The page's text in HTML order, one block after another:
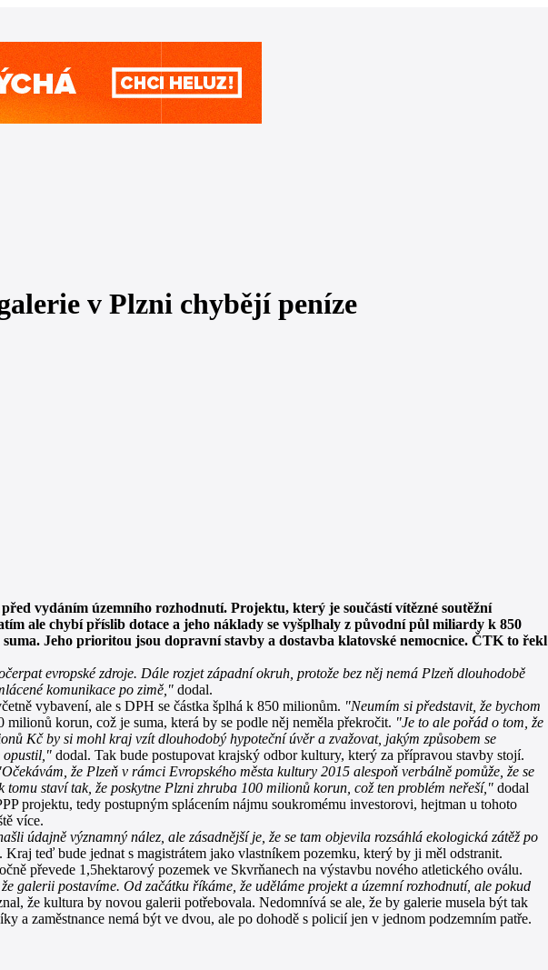
v Plzni chybějí peníze
vydáním územního rozhodnutí. Projektu, který je součástí vítězné soutěžní
ale chybí příslib dotace a jeho náklady se vyšplhaly z původní půl miliardy k 850
Jeho prioritou jsou dopravní stavby a dostavba klatovské nemocnice. ČTK to řekl
evropské zdroje. Dále rozjet západní okruh, protože bez něj nemá Plzeň dlouhodobě
komunikace po zimě," dodal.
vybavení, ale s DPH se částka šplhá k 850 milionům. "Neumím si představit, že bychom
korun, což je suma, která by se podle něj neměla překročit. "Je to ale pořád o tom, že
Kč by si mohl kraj vzít dlouhodobý hypoteční úvěr a zvažovat, jakým způsobem se
opustil," dodal. Tak bude postupovat krajský odbor kultury, který za přípravou stavby stojí.
že Plzeň v rámci Evropského města kultury 2015 alespoň verbálně pomůže, že se
staví tak, že poskytne Plzni zhruba 100 milionů korun, což ten problém neřeší," dodal
projektu, tedy postupným splácením nájmu soukromému investorovi, hejtman u tohoto
více.
údajně významný nález, ale zásadnější je, že se tam objevila rozsáhlá ekologická zátěž po
Kraj teď bude jednat s magistrátem jako vlastníkem pozemku, který by ji měl odstranit.
převede 1,5hektarový pozemek ve Skvrňanech na výstavbu nového atletického oválu.
galerii postavíme. Od začátku říkáme, že uděláme projekt a územní rozhodnutí, ale pokud
že kultura by novou galerii potřebovala. Nedomnívá se ale, že by galerie musela být tak
a zaměstnance nemá být ve dvou, ale po dohodě s policií jen v jednom podzemním patře.